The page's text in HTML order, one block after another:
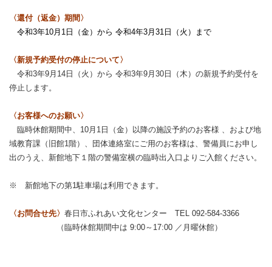
〈還付（返金）期間〉
令和3年10月1 日（金）から 令和4年3月31日（火）まで
〈新規予約受付の停止について〉
令和3年9月14日（火）から 令和3年9月30日（木）の新規予約受付を
停止します。
〈お客様へのお願い〉
臨時休館期間中、10月1日（金）以降の施設予約のお客様 、および地
域教育課（旧館1階）、団体連絡室にご用のお客様は、警備員にお申し
出のうえ、新館地下１階の警備室横の臨時出入口よりご入館ください。
※ 新館地下の第1駐車場は利用できます。
〈お問合せ先〉 春日市ふれあい文化センター TEL 092-584-3366
（臨時休館期間中は 9:00～17:00 ／月曜休館）